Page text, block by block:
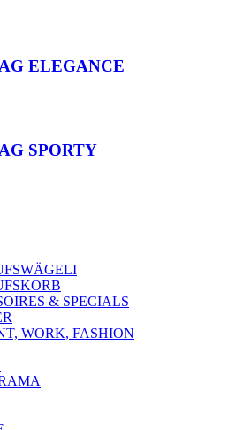
ELEGANCE
SPORTY
& SPECIALS
WORK, FASHION